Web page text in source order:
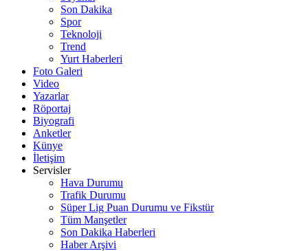
Son Dakika
Spor
Teknoloji
Trend
Yurt Haberleri
Foto Galeri
Video
Yazarlar
Röportaj
Biyografi
Anketler
Künye
İletişim
Servisler
Hava Durumu
Trafik Durumu
Süper Lig Puan Durumu ve Fikstür
Tüm Manşetler
Son Dakika Haberleri
Haber Arşivi